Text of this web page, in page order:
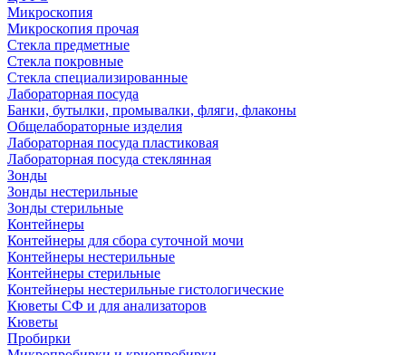
Микроскопия
Микроскопия прочая
Стекла предметные
Стекла покровные
Стекла специализированные
Лабораторная посуда
Банки, бутылки, промывалки, фляги, флаконы
Общелабораторные изделия
Лабораторная посуда пластиковая
Лабораторная посуда стеклянная
Зонды
Зонды нестерильные
Зонды стерильные
Контейнеры
Контейнеры для сбора суточной мочи
Контейнеры нестерильные
Контейнеры стерильные
Контейнеры нестерильные гистологические
Кюветы СФ и для анализаторов
Кюветы
Пробирки